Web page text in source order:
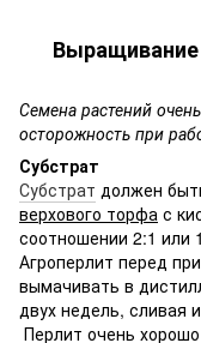
Семена растений
осторожность при
Субстрат
Субстрат должен
верхового торфа с
соотношении 2:1 или
Агроперлит перед
вымачивать в
двух недель, сливая
Перлит очень